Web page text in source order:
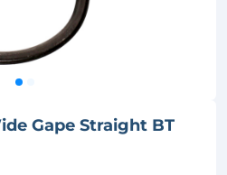
Gape Straight BT